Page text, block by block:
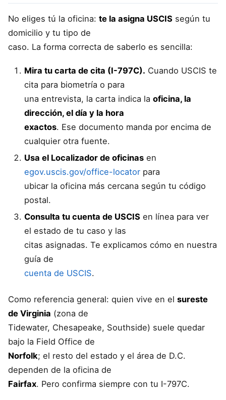
No eliges tú la oficina: te la asigna USCIS según tu
domicilio y tu tipo de
caso. La forma correcta de saberlo es sencilla:
Mira tu carta de cita (I-797C). Cuando USCIS te
cita para biometría o para
una entrevista, la carta indica la oficina, la
dirección, el día y la hora
exactos. Ese documento manda por encima de
cualquier otra fuente.
Usa el Localizador de oficinas en
egov.uscis.gov/office-locator para
ubicar la oficina más cercana según tu código
postal.
Consulta tu cuenta de USCIS en línea para ver
el estado de tu caso y las
citas asignadas. Te explicamos cómo en nuestra
guía de
cuenta de USCIS.
Como referencia general: quien vive en el sureste
de Virginia (zona de
Tidewater, Chesapeake, Southside) suele quedar
bajo la Field Office de
Norfolk; el resto del estado y el área de D.C.
dependen de la oficina de
Fairfax. Pero confirma siempre con tu I-797C.